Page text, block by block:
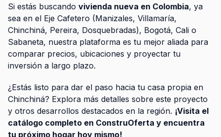
Si estás buscando vivienda nueva en Colombia, ya
sea en el Eje Cafetero (Manizales, Villamaría,
Chinchiná, Pereira, Dosquebradas), Bogotá, Cali o
Sabaneta, nuestra plataforma es tu mejor aliada para
comparar precios, ubicaciones y proyectar tu
inversión a largo plazo.
¿Estás listo para dar el paso hacia tu casa propia en
Chinchiná? Explora más detalles sobre este proyecto
y otros desarrollos destacados en la región. ¡Visita el
catálogo completo en ConstruOferta y encuentra
tu próximo hogar hoy mismo!